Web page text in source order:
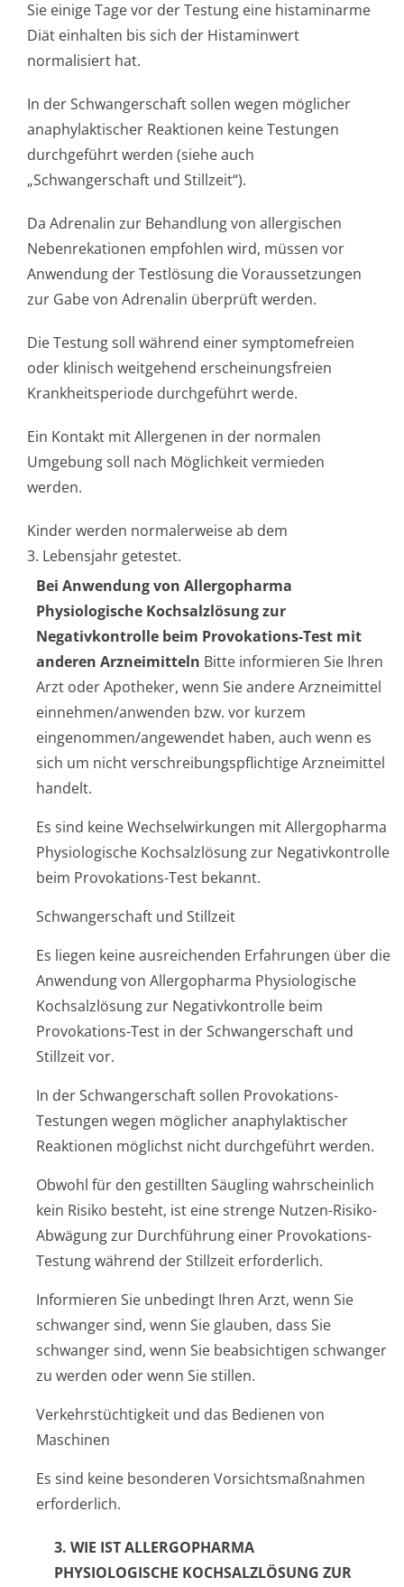
Sie einige Tage vor der Testung eine histaminarme
Diät einhalten bis sich der Histaminwert
normalisiert hat.
In der Schwangerschaft sollen wegen möglicher
anaphylaktischer Reaktionen keine Testungen
durchgeführt werden (siehe auch
„Schwangerschaft und Stillzeit“).
Da Adrenalin zur Behandlung von allergischen
Nebenrekationen empfohlen wird, müssen vor
Anwendung der Testlösung die Voraussetzungen
zur Gabe von Adrenalin überprüft werden.
Die Testung soll während einer symptomefreien
oder klinisch weitgehend erscheinungsfreien
Krankheitsperiode durchgeführt werde.
Ein Kontakt mit Allergenen in der normalen
Umgebung soll nach Möglichkeit vermieden
werden.
Kinder werden normalerweise ab dem
3. Lebensjahr getestet.
Bei Anwendung von Allergopharma
Physiologische Kochsalzlösung zur
Negativkontrolle beim Provokations-Test mit
anderen Arzneimitteln Bitte informieren Sie Ihren
Arzt oder Apotheker, wenn Sie andere Arzneimittel
einnehmen/anwenden bzw. vor kurzem
eingenommen/an­gewendet haben, auch wenn es
sich um nicht verschreibungspflichti­ge Arzneimittel
handelt.
Es sind keine Wechselwirkungen mit Allergopharma
Physiologische Kochsalzlösung zur Negativkontrolle
beim Provokations-Test bekannt.
Schwangerschaft und Stillzeit
Es liegen keine ausreichenden Erfahrungen über die
Anwendung von Allergopharma Physiologische
Kochsalzlösung zur Negativkontrolle beim
Provokations-Test in der Schwangerschaft und
Stillzeit vor.
In der Schwangerschaft sollen Provokations-
Testungen wegen möglicher anaphylaktischer
Reaktionen möglichst nicht durchgeführt werden.
Obwohl für den gestillten Säugling wahrscheinlich
kein Risiko besteht, ist eine strenge Nutzen-Risiko-
Abwägung zur Durchführung einer Provokations-
Testung während der Stillzeit erforderlich.
Informieren Sie unbedingt Ihren Arzt, wenn Sie
schwanger sind, wenn Sie glauben, dass Sie
schwanger sind, wenn Sie beabsichtigen schwanger
zu werden oder wenn Sie stillen.
Verkehrstüchtigkeit und das Bedienen von
Maschinen
Es sind keine besonderen Vorsichtsmaßnahmen
erforderlich.
3. WIE IST ALLERGOPHARMA
PHYSIOLOGISCHE KOCHSALZLÖSUNG ZUR